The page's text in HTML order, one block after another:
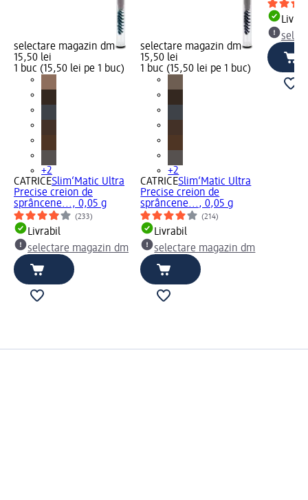
selectare magazin dm
15,50 lei
1 buc (15,50 lei pe 1 buc)
+2
CATRICESlim‘Matic Ultra
Precise creion de
sprâncene..., 0,05 g
(233)
Livrabil
selectare magazin dm
selectare magazin dm
15,50 lei
1 buc (15,50 lei pe 1 buc)
+2
CATRICESlim‘Matic Ultra
Precise creion de
sprâncene..., 0,05 g
(214)
Livrabil
selectare magazin dm